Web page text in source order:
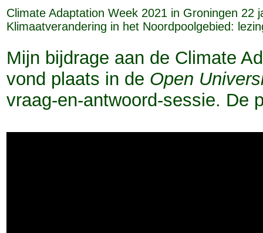
Climate Adaptation Week 2021 in Groningen 22
Klimaatverandering in het Noordpoolgebied:
Mijn bijdrage aan de Climate
vond plaats in de Open
vraag-en-antwoord-sessie. De